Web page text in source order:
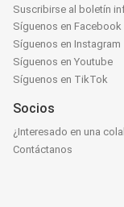
Suscribirse al boletín
Síguenos en Facebook
Síguenos en Instagram
Síguenos en Youtube
Síguenos en TikTok
Socios
¿Interesado en una
Contáctanos